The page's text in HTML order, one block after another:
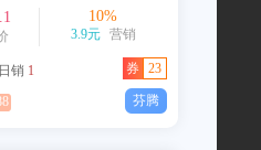
10%
3.9元 营销
日销 1 券 23
芬腾